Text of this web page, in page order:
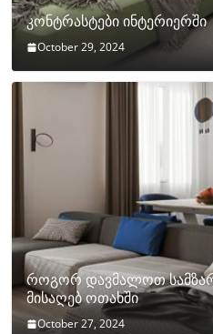
კონტრასტები ინტერიერში
October 29, 2024
როგორ დავმალოთ
მისაღებ ოთახში
October 27, 2024